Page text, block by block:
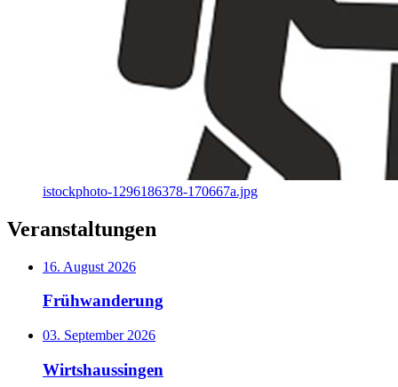
istockphoto-1296186378-170667a.jpg
Veranstaltungen
16. August 2026
Frühwanderung
03. September 2026
Wirtshaussingen